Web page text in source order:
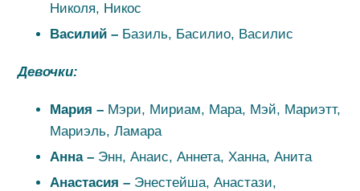
Николя, Никос
Василий – Базиль, Басилио, Василис
Девочки:
Мария – Мэри, Мириам, Мара, Мэй, Мариэтт,
Мариэль, Ламара
Анна – Энн, Анаис, Аннета, Ханна, Анита
Анастасия – Энестейша, Анастази,